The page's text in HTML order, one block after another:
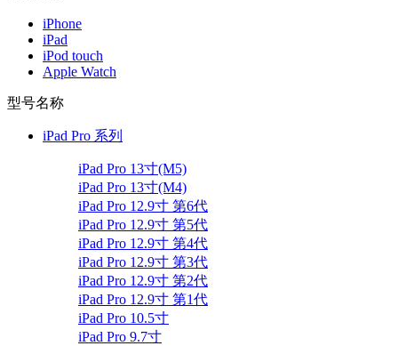
iPhone
iPad
iPod touch
Apple Watch
型号名称
iPad Pro 系列
iPad Pro 13寸(M5)
iPad Pro 13寸(M4)
iPad Pro 12.9寸 第6代
iPad Pro 12.9寸 第5代
iPad Pro 12.9寸 第4代
iPad Pro 12.9寸 第3代
iPad Pro 12.9寸 第2代
iPad Pro 12.9寸 第1代
iPad Pro 10.5寸
iPad Pro 9.7寸